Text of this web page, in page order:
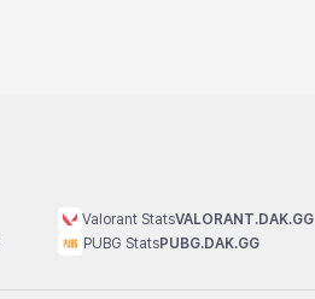
Valorant StatsVALORANT.DAK.GG
PUBG StatsPUBG.DAK.GG